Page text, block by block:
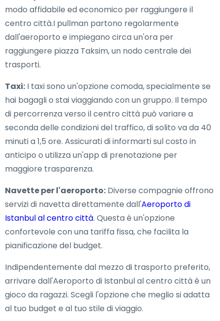
modo affidabile ed economico per raggiungere il
centro città.I pullman partono regolarmente
dall'aeroporto e impiegano circa un'ora per
raggiungere piazza Taksim, un nodo centrale dei
trasporti.
Taxi: I taxi sono un'opzione comoda, specialmente se
hai bagagli o stai viaggiando con un gruppo. Il tempo
di percorrenza verso il centro città può variare a
seconda delle condizioni del traffico, di solito va da 40
minuti a 1,5 ore. Assicurati di informarti sul costo in
anticipo o utilizza un'app di prenotazione per
maggiore trasparenza.
Navette per l'aeroporto: Diverse compagnie offrono
servizi di navetta direttamente dall'Aeroporto di
Istanbul al centro città. Questa è un'opzione
confortevole con una tariffa fissa, che facilita la
pianificazione del budget.
Indipendentemente dal mezzo di trasporto preferito,
arrivare dall'Aeroporto di Istanbul al centro città è un
gioco da ragazzi. Scegli l'opzione che meglio si adatta
al tuo budget e al tuo stile di viaggio.